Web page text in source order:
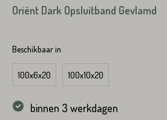
Oriënt Dark Opsluitband Gevlamd
Beschikbaar in
100x6x20 100x10x20
binnen 3 werkdagen